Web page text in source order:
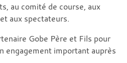
au comité de course, aux
aux spectateurs.
Gobe Père et Fils pour
engagement important auprès